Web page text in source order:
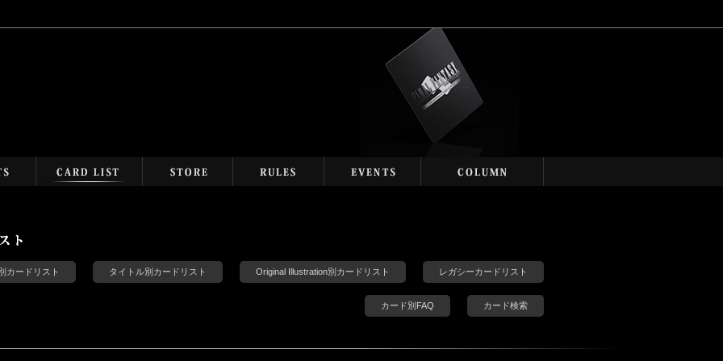
カードリスト タイトル別カードリスト Original Illustration別カードリスト レガシーカードリスト
カード別FAQ カード検索